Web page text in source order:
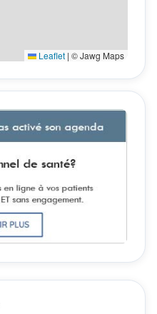
Leaflet | © Jawg Maps